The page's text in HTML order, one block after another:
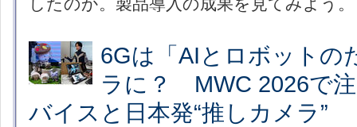
したのか。製品導入の成果を見てみよう。
6Gは「AIとロボットの
ラに？ MWC 2026で
バイスと日本発“推しカメラ”